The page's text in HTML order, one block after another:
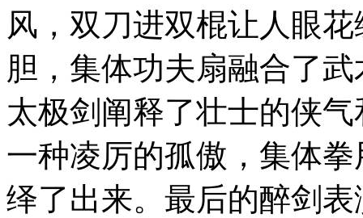
风，双刀进双棍让人眼
胆，集体功夫扇融合了
太极剑阐释了壮士的侠
一种凌厉的孤傲，集体
绎了出来。最后的醉剑